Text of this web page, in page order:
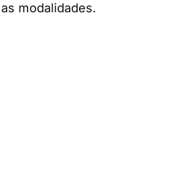
modalidades.